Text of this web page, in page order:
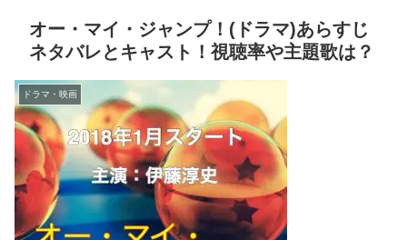
オー・マイ・ジャンプ！(ドラマ)あらすじ
ネタバレとキャスト！視聴率や主題歌は？
ドラマ・映画